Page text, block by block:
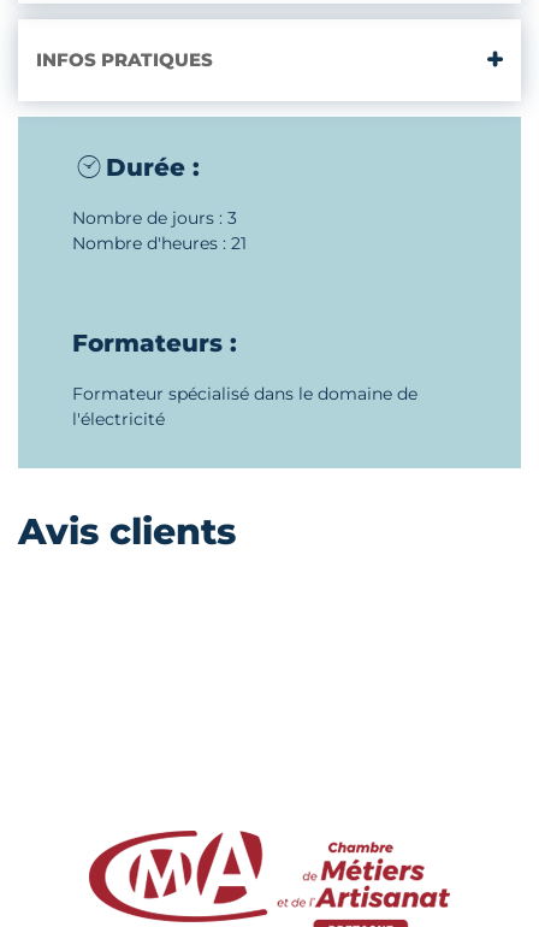
INFOS PRATIQUES
Durée :
Nombre de jours : 3
Nombre d'heures : 21
Formateurs :
Formateur spécialisé dans le domaine de
l'électricité
Avis clients